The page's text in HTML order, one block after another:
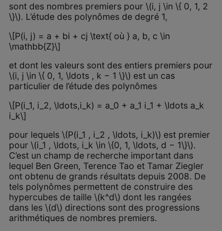
sont des nombres premiers pour \(i, j \in \{ 0, 1, 2
\}\). L’étude des polynômes de degré 1,
\[P(i, j) = a + bi + cj \text{ où } a, b, c \in
\mathbb{Z}\]
et dont les valeurs sont des entiers premiers pour
\(i, j \in \{ 0, 1, \ldots , k − 1 \}\) est un cas
particulier de l’étude des polynômes
\[P(i_1, i_2, \ldots,i_k) = a_0 + a_1 i_1 + \ldots a_k
i_k\]
pour lequels \(P(i_1 , i_2 , \ldots, i_k)\) est premier
pour \(i_1 , \ldots, i_k \in \{0, 1, \ldots, d − 1\}\).
C’est un champ de recherche important dans
lequel Ben Green, Terence Tao et Tamar Ziegler
ont obtenu de grands résultats depuis 2008. De
tels polynômes permettent de construire des
hypercubes de taille \(k^d\) dont les rangées
dans les \(d\) directions sont des progressions
arithmétiques de nombres premiers.